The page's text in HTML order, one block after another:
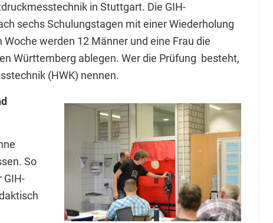
in Stuttgart. Die GIH-
sechs Schulungstagen mit einer Wiederholung
werden 12 Männer und eine Frau die
Württemberg ablegen. Wer die Prüfung besteht,
(HWK) nennen.
So
GIH-